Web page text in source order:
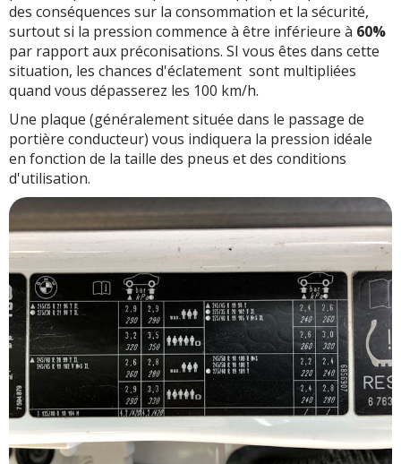
des conséquences sur la consommation et la sécurité,
surtout si la pression commence à être inférieure à 60%
par rapport aux préconisations. SI vous êtes dans cette
situation, les chances d'éclatement sont multipliées
quand vous dépasserez les 100 km/h.
Une plaque (généralement située dans le passage de
portière conducteur) vous indiquera la pression idéale
en fonction de la taille des pneus et des conditions
d'utilisation.